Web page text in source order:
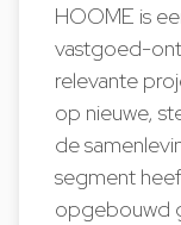
HOOME is
vastgoed-
relevante
op nieuwe,
de
segment
opgebouwd